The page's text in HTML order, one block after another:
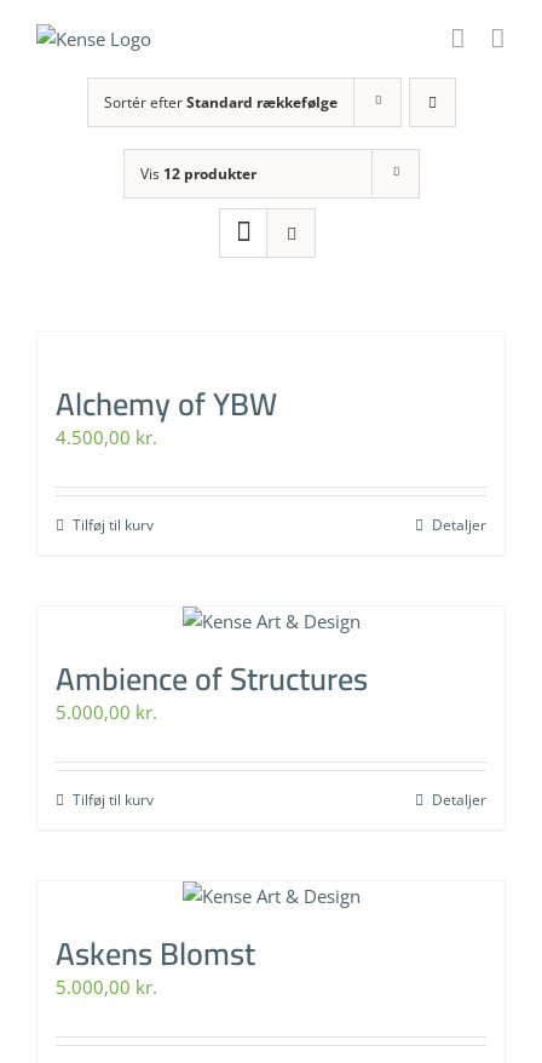
Sortér efterStandard rækkefølge
Vis 12 produkter
Alchemy of YBW
4.500,00 kr.
Tilføj til kurv Detaljer
Ambience of Structures
5.000,00 kr.
Tilføj til kurv Detaljer
Askens Blomst
5.000,00 kr.